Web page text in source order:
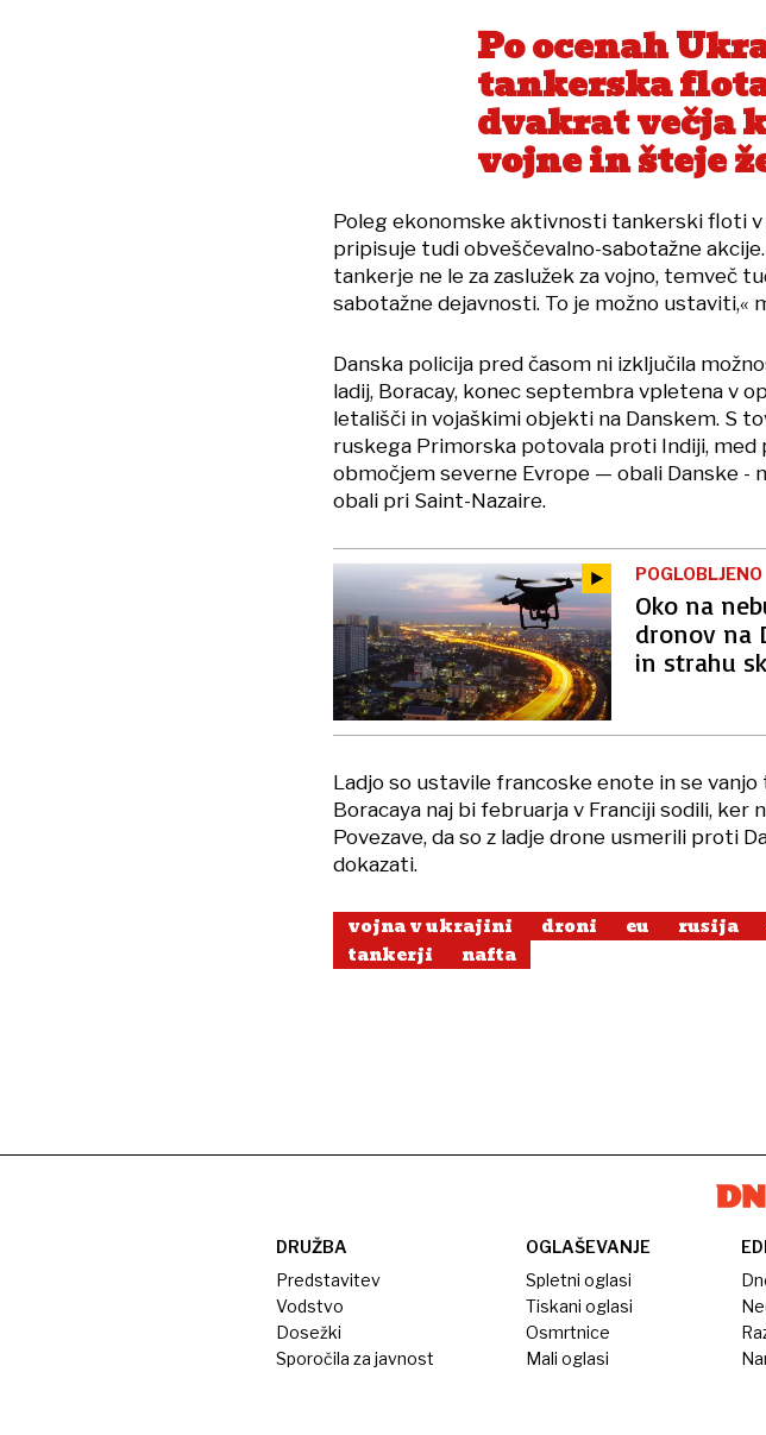
Po ocenah
tankerska
dvakrat večja
vojne in šteje
Poleg ekonomske aktivnosti tankerski floti
pripisuje tudi obveščevalno-sabotažne
tankerje ne le za zaslužek za vojno, temveč
sabotažne dejavnosti. To je možno ustaviti,«
Danska policija pred časom ni izključila
ladij, Boracay, konec septembra vpletena v
letališči in vojaškimi objekti na Danskem. S
ruskega Primorska potovala proti Indiji, med
območjem severne Evrope — obali Danske -
obali pri Saint-Nazaire.
POGLOBLJENO
Oko na
dronov na
in strahu
Ladjo so ustavile francoske enote in se
Boracaya naj bi februarja v Franciji sodili, ker
Povezave, da so z ladje drone usmerili proti
dokazati.
vojna v ukrajini droni eu rusija
tankerji
nafta
DRUŽBA
Predstavitev
Vodstvo
Dosežki
Sporočila za javnost
OGLAŠEVANJE
Spletni oglasi
Tiskani oglasi
Osmrtnice
Mali oglasi